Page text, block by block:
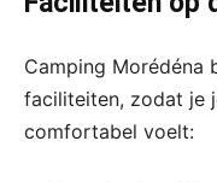
Camping Morédéna
faciliteiten, zodat je
comfortabel voelt: